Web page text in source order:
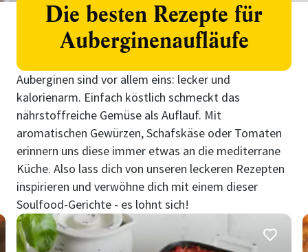
Die besten Rezepte für
Auberginenaufläufe
Auberginen sind vor allem eins: lecker und
kalorienarm. Einfach köstlich schmeckt das
nährstoffreiche Gemüse als Auflauf. Mit
aromatischen Gewürzen, Schafskäse oder Tomaten
erinnern uns diese immer etwas an die mediterrane
Küche. Also lass dich von unseren leckeren Rezepten
inspirieren und verwöhne dich mit einem dieser
Soulfood-Gerichte - es lohnt sich!